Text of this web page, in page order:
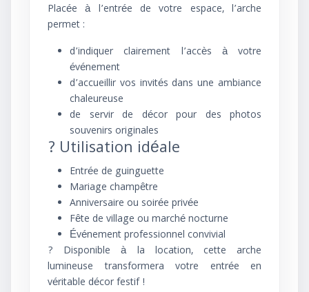
Placée à l’entrée de votre espace, l’arche
permet :
d’indiquer clairement l’accès à votre
événement
d’accueillir vos invités dans une ambiance
chaleureuse
de servir de décor pour des photos
souvenirs originales
? Utilisation idéale
Entrée de guinguette
Mariage champêtre
Anniversaire ou soirée privée
Fête de village ou marché nocturne
Événement professionnel convivial
? Disponible à la location, cette arche
lumineuse transformera votre entrée en
véritable décor festif !